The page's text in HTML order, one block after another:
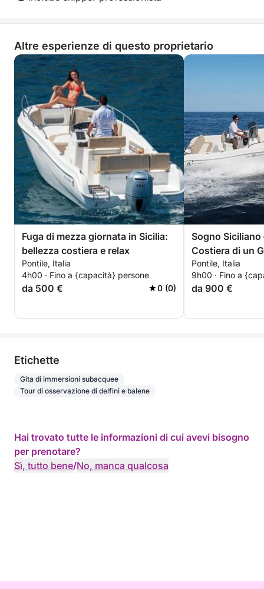
Altre esperienze di questo proprietario
Fuga di mezza giornata in Sicilia:
bellezza costiera e relax
Pontile, Italia
4h00 · Fino a {capacità} persone
da 500 € 0 (0)
Sogno Siciliano
Costiera di un
Pontile, Italia
9h00 · Fino a
da 900 €
Etichette
Gita di immersioni subacquee
Tour di osservazione di delfini e balene
Hai trovato tutte le informazioni di cui avevi bisogno
per prenotare?
Sì, tutto bene/No, manca qualcosa